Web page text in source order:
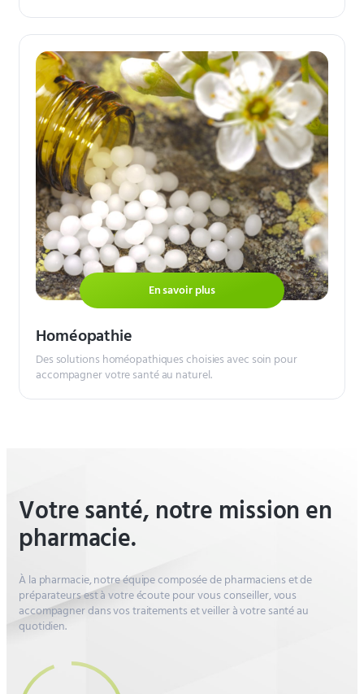
En savoir plus
Homéopathie
Des solutions homéopathiques choisies avec soin pour
accompagner votre santé au naturel.
Votre santé, notre mission en
pharmacie.
À la pharmacie, notre équipe composée de pharmaciens et de
préparateurs est à votre écoute pour vous conseiller, vous
accompagner dans vos traitements et veiller à votre santé au
quotidien.